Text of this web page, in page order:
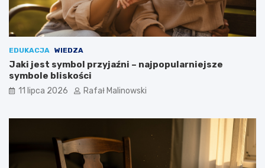
EDUKACJA WIEDZA
Jaki jest symbol przyjaźni – najpopularniejsze
symbole bliskości
11 lipca 2026 Rafał Malinowski